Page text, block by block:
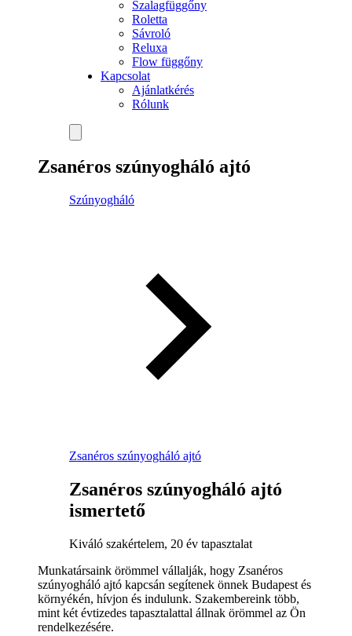
Szalagfüggőny
Roletta
Sávroló
Reluxa
Flow függőny
Kapcsolat
Ajánlatkérés
Rólunk
Zsanéros szúnyogháló ajtó
Szúnyogháló
Zsanéros szúnyogháló ajtó
Zsanéros szúnyogháló ajtó
ismertető
Kiváló szakértelem, 20 év tapasztalat
Munkatársaink örömmel vállalják, hogy Zsanéros
szúnyogháló ajtó kapcsán segítenek önnek Budapest és
környékén, hívjon és indulunk. Szakembereink több,
mint két évtizedes tapasztalattal állnak örömmel az Ön
rendelkezésére.